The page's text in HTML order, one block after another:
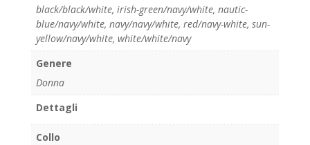
black/black/white, irish-green/navy/white, nautic-
blue/navy/white, navy/navy/white, red/navy-white, sun-
yellow/navy/white, white/white/navy
Genere
Donna
Dettagli
Collo